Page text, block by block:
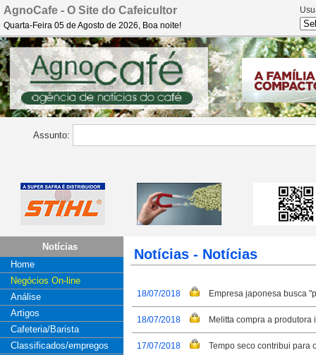
AgnoCafe - O Site do Cafeicultor
Quarta-Feira 05 de Agosto de 2026, Boa noite!
Assunto:
Notícias
Home
Negócios On-line
Análise
Artigos
Cafeteria/Barista
Classificados/empregos
Notícias - Notícias
18/07/2018 Empresa japonesa busca
18/07/2018 Melitta compra a
17/07/2018 Tempo seco contribui para